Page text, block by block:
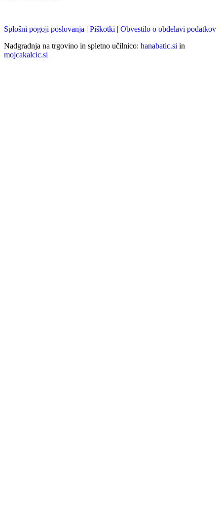
Splošni pogoji poslovanja | Piškotki | Obvestilo o obdelavi podatkov
Nadgradnja na trgovino in spletno učilnico: hanabatic.si in
mojcakalcic.si